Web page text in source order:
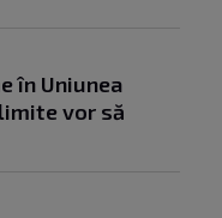
în Uniunea
limite vor să